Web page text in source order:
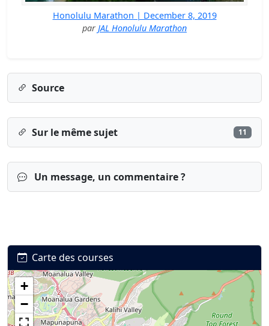
Honolulu Marathon | December 8, 2019
par JAL Honolulu Marathon
Source
Sur le même sujet 11
Un message, un commentaire ?
Connexion S’inscrire mot de passe oublié ?
Carte des courses
+
−